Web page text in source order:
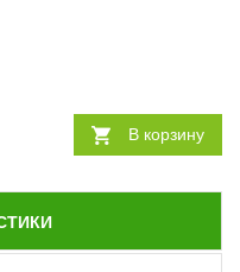
В корзину